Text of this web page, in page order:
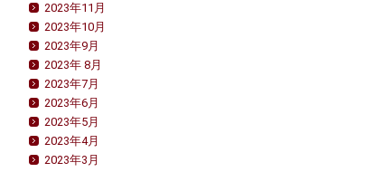
2023年11月
2023年10月
2023年9月
2023年 8月
2023年7月
2023年6月
2023年5月
2023年4月
2023年3月